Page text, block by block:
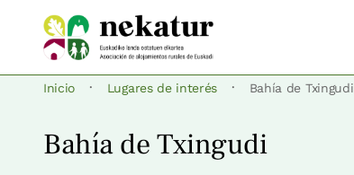
Inicio · Lugares de interés · Bahía de Txingudi
Bahía de Txingudi